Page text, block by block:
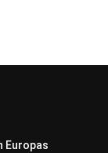
Europas